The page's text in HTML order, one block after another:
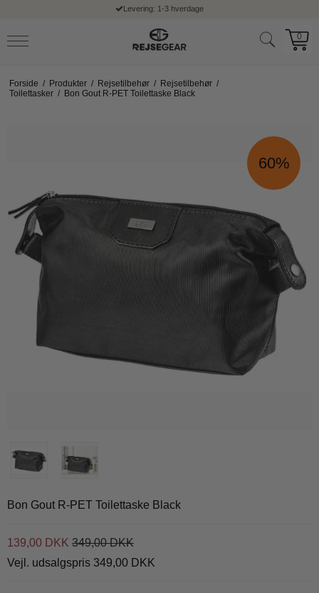
Levering: 1-3 hverdage
0
Forside / Produkter / Rejsetilbehør / Rejsetilbehør /
Toilettasker / Bon Gout R-PET Toilettaske Black
60%
Bon Gout R-PET Toilettaske Black
139,00 DKK 349,00 DKK
Vejl. udsalgspris 349,00 DKK